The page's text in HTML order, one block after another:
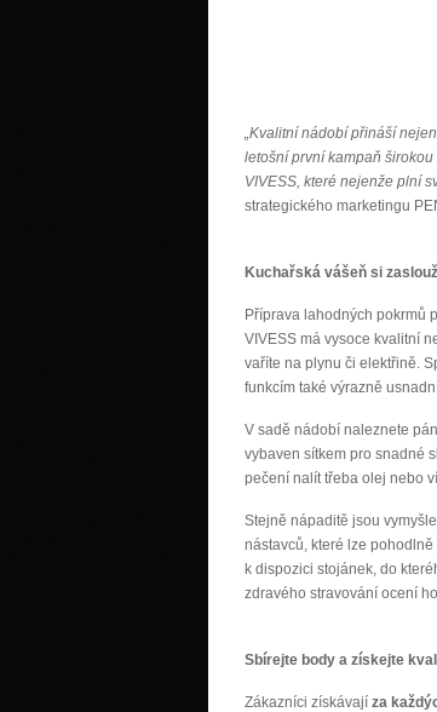
„Kvalitní nádobí přináší
letošní první kampaň
VIVESS, které nejenže plní
strategického marketingu
Kuchařská vášeň si
Příprava lahodných pokrmů
VIVESS má vysoce kvalitní
vaříte na plynu či elektřině.
funkcím také výrazně
V sadě nádobí naleznete
vybaven sítkem pro snadné
pečení nalít třeba olej nebo
Stejně nápaditě jsou
nástavců, které lze
k dispozici stojánek, do
zdravého stravování ocení
Sbírejte body a získejte
Zákazníci získávají za